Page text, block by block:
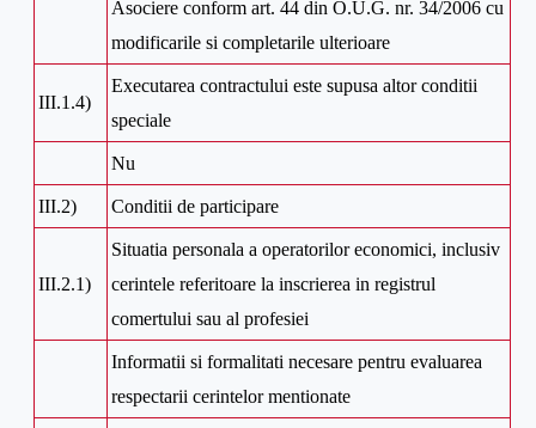
Asociere conform art. 44 din O.U.G. nr. 34/2006 cu
modificarile si completarile ulterioare
III.1.4)
Executarea contractului este supusa altor conditii
speciale
Nu
III.2) Conditii de participare
III.2.1)
Situatia personala a operatorilor economici, inclusiv
cerintele referitoare la inscrierea in registrul
comertului sau al profesiei
Informatii si formalitati necesare pentru evaluarea
respectarii cerintelor mentionate